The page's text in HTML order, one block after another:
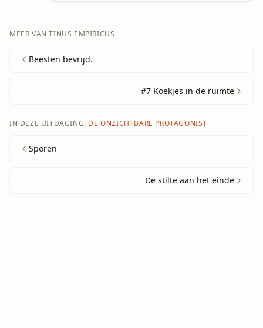
MEER VANTINUS EMPIRICUS
Beesten bevrijd.
#7 Koekjes in de ruimte
IN DEZE UITDAGING: DE ONZICHTBARE PROTAGONIST
Sporen
De stilte aan het einde